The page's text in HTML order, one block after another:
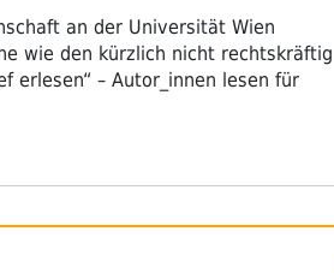
an der Universität Wien
wie den kürzlich nicht rechtskräftig
erlesen“ – Autor_innen lesen für